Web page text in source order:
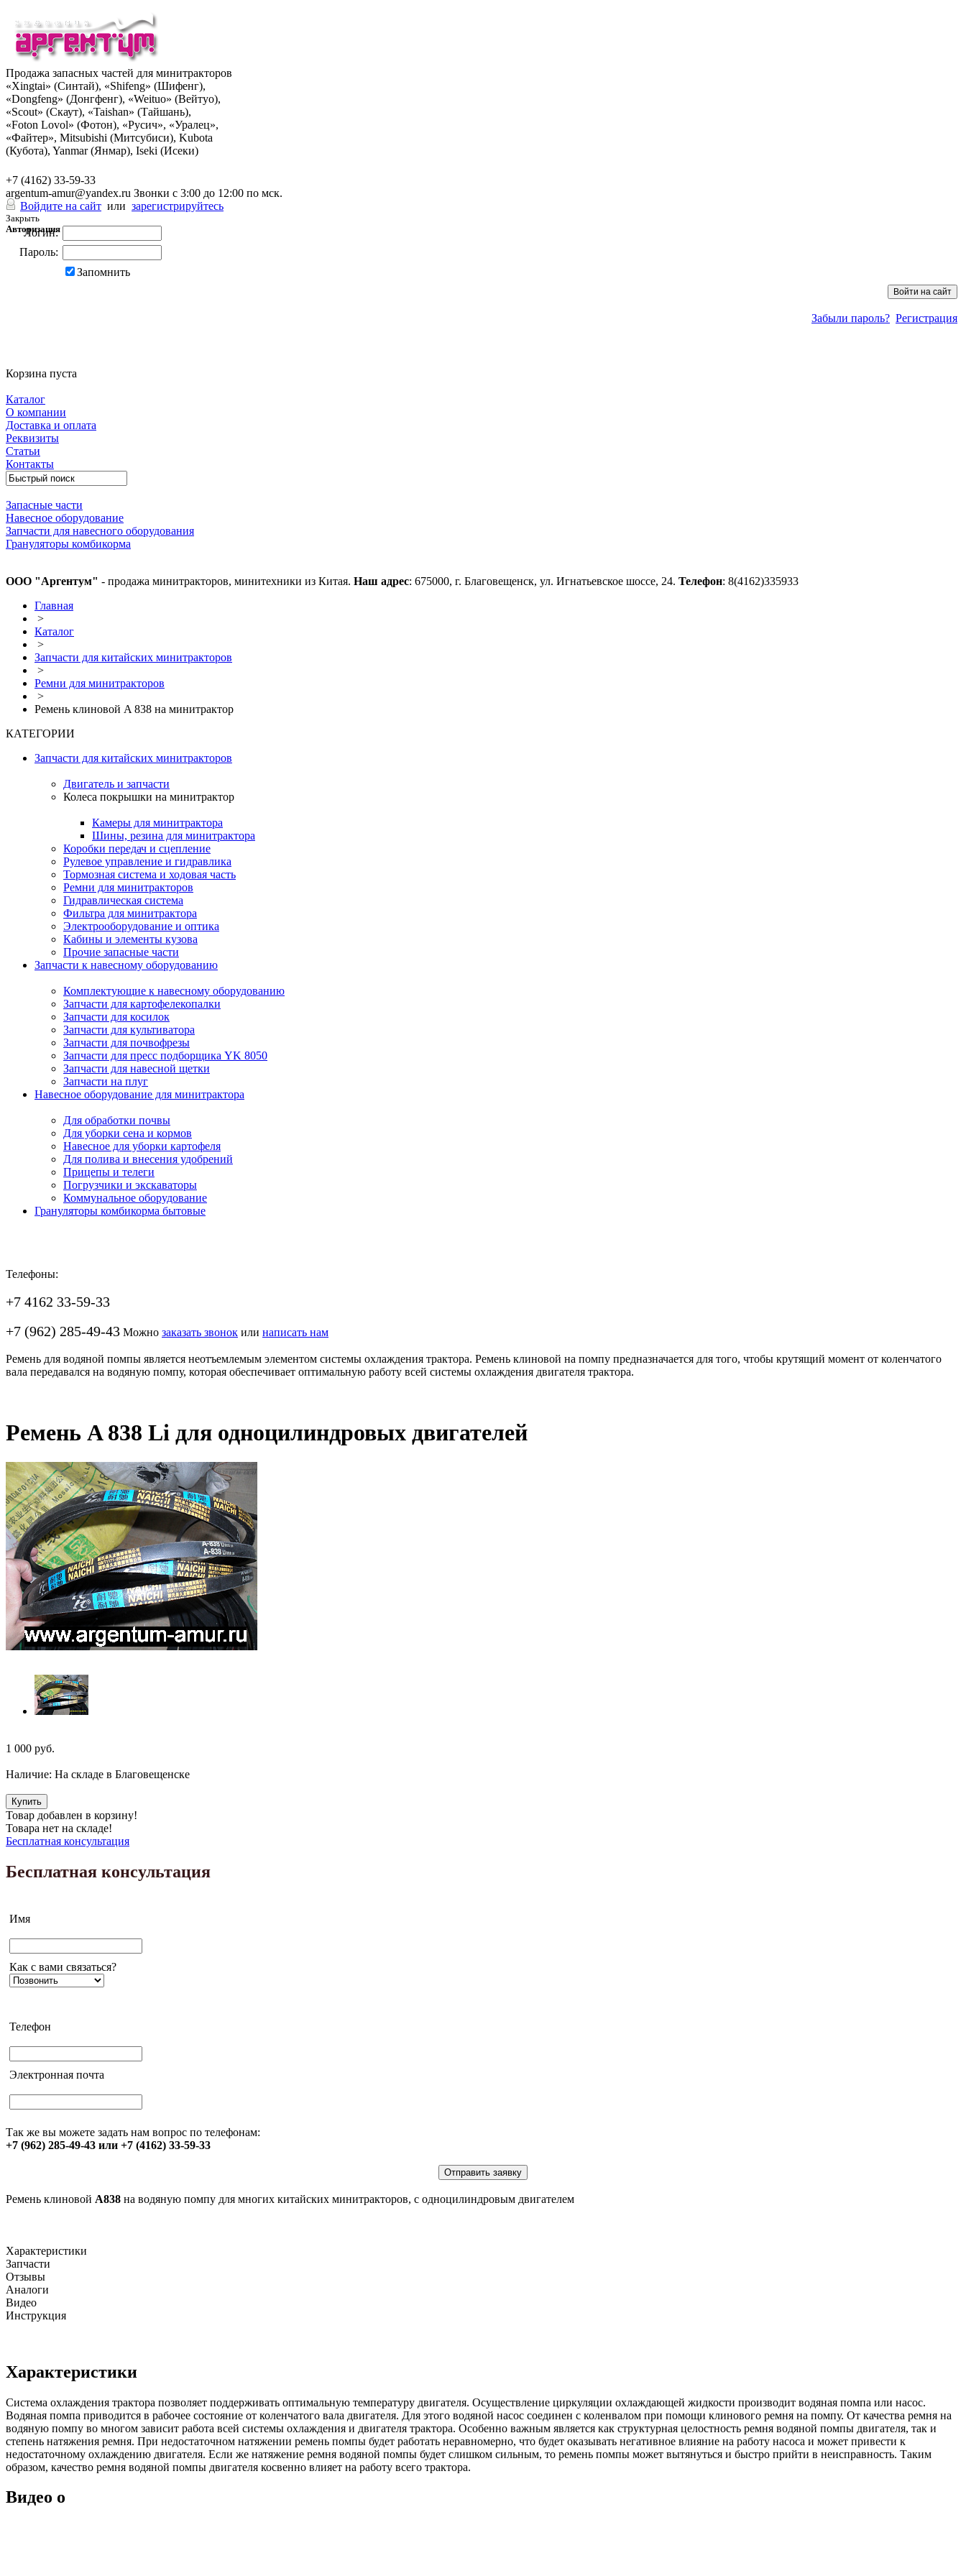
Продажа запасных частей для минитракторов
«Xingtai» (Синтай), «Shifeng» (Шифенг),
«Dongfeng» (Донгфенг), «Weituo» (Вейтуо),
«Scout» (Скаут), «Taishan» (Тайшань),
«Foton Lovol» (Фотон), «Русич», «Уралец»,
«Файтер», Mitsubishi (Митсубиси), Kubota
(Кубота), Yanmar (Янмар), Iseki (Исеки)
+7 (4162) 33-59-33
argentum-amur@yandex.ru Звонки с 3:00 до 12:00 по мск.
Войдите на сайт или зарегистрируйтесь
Закрыть
Авторизация
Логин:
Пароль:
Запомнить
Забыли пароль? Регистрация
Корзина пуста
Каталог
О компании
Доставка и оплата
Реквизиты
Статьи
Контакты
Запасные части
Навесное оборудование
Запчасти для навесного оборудования
Грануляторы комбикорма
ООО "Аргентум" - продажа минитракторов, минитехники из Китая. Наш адрес: 675000, г. Благовещенск, ул. Игнатьевское шоссе, 24. Телефон: 8(4162)335933
Главная
>
Каталог
>
Запчасти для китайских минитракторов
>
Ремни для минитракторов
>
Ремень клиновой A 838 на минитрактор
КАТЕГОРИИ
Запчасти для китайских минитракторов
Двигатель и запчасти
Колеса покрышки на минитрактор
Камеры для минитрактора
Шины, резина для минитрактора
Коробки передач и сцепление
Рулевое управление и гидравлика
Тормозная система и ходовая часть
Ремни для минитракторов
Гидравлическая система
Фильтра для минитрактора
Электрооборудование и оптика
Кабины и элементы кузова
Прочие запасные части
Запчасти к навесному оборудованию
Комплектующие к навесному оборудованию
Запчасти для картофелекопалки
Запчасти для косилок
Запчасти для культиватора
Запчасти для почвофрезы
Запчасти для пресс подборщика YK 8050
Запчасти для навесной щетки
Запчасти на плуг
Навесное оборудование для минитрактора
Для обработки почвы
Для уборки сена и кормов
Навесное для уборки картофеля
Для полива и внесения удобрений
Прицепы и телеги
Погрузчики и экскаваторы
Коммунальное оборудование
Грануляторы комбикорма бытовые
Телефоны:
+7 4162 33-59-33
+7 (962) 285-49-43 Можно заказать звонок или написать нам
Ремень для водяной помпы является неотъемлемым элементом системы охлаждения трактора. Ремень клиновой на помпу предназначается для того, чтобы крутящий момент от коленчатого
вала передавался на водяную помпу, которая обеспечивает оптимальную работу всей системы охлаждения двигателя трактора.
Ремень A 838 Li для одноцилиндровых двигателей
1 000 руб.
Наличие: На складе в Благовещенске
Купить
Товар добавлен в корзину!
Товара нет на складе!
Бесплатная консультация
Бесплатная консультация
Имя
Как с вами связаться?
Телефон
Электронная почта
Так же вы можете задать нам вопрос по телефонам:
+7 (962) 285-49-43 или +7 (4162) 33-59-33
Отправить заявку
Ремень клиновой А838 на водяную помпу для многих китайских минитракторов, с одноцилиндровым двигателем
Характеристики
Запчасти
Отзывы
Аналоги
Видео
Инструкция
Характеристики
Система охлаждения трактора позволяет поддерживать оптимальную температуру двигателя. Осуществление циркуляции охлаждающей жидкости производит водяная помпа или насос.
Водяная помпа приводится в рабочее состояние от коленчатого вала двигателя. Для этого водяной насос соединен с коленвалом при помощи клинового ремня на помпу. От качества ремня на
водяную помпу во многом зависит работа всей системы охлаждения и двигателя трактора. Особенно важным является как структурная целостность ремня водяной помпы двигателя, так и
степень натяжения ремня. При недостаточном натяжении ремень помпы будет работать неравномерно, что будет оказывать негативное влияние на работу насоса и может привести к
недостаточному охлаждению двигателя. Если же натяжение ремня водяной помпы будет слишком сильным, то ремень помпы может вытянуться и быстро прийти в неисправность. Таким
образом, качество ремня водяной помпы двигателя косвенно влияет на работу всего трактора.
Видео о